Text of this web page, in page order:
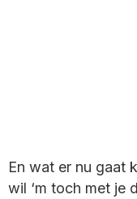
En wat er nu gaat
wil ‘m toch met je